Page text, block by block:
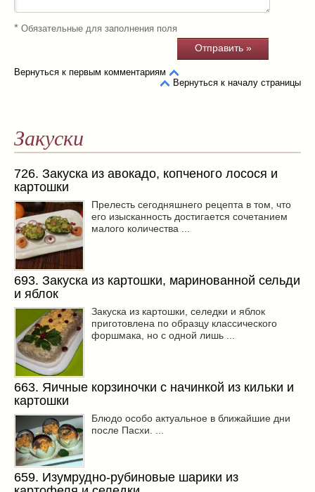
* Обязательные для заполнения поля
Вернуться к первым комментариям
Вернуться к началу страницы
Закуски
726. Закуска из авокадо, копченого лосося и
картошки
Прелесть сегодняшнего рецепта в том, что
его изысканность достигается сочетанием
малого количества ...
693. Закуска из картошки, маринованной сельди
и яблок
Закуска из картошки, селедки и яблок
приготовлена по образцу классического
форшмака, но с одной лишь ...
663. Яичные корзиночки с начинкой из кильки и
картошки
Блюдо особо актуальное в ближайшие дни
после Пасхи. ...
659. Изумрудно-рубиновые шарики из